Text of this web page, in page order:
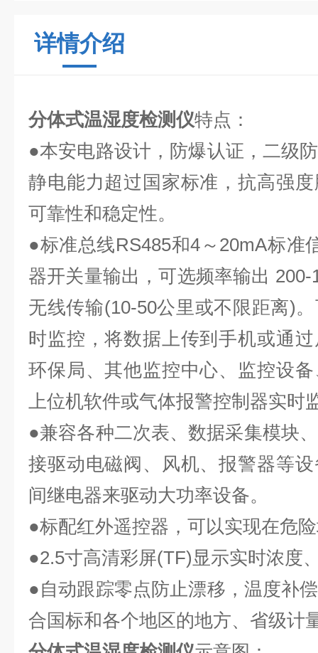
详情介绍
分体式温湿度检测仪特点：
●本安电路设计，防爆认证，二级
静电能力超过国家标准，抗高强
可靠性和稳定性。
●标准总线RS485和4～20mA标准
器开关量输出，可选频率输出
无线传输(10-50公里或不限距离)
时监控，将数据上传到手机或通
环保局、其他监控中心、监控设
上位机软件或气体报警控制器实时
●兼容各种二次表、数据采集模块
接驱动电磁阀、风机、报警器等
间继电器来驱动大功率设备。
●标配红外遥控器，可以实现在危
●2.5寸高清彩屏(TF)显示实时浓度
●自动跟踪零点防止漂移，温度补
合国标和各个地区的地方、省级计